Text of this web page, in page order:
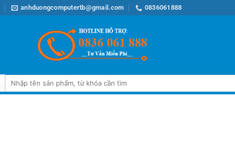
anhduongcomputertb@gmail.com 0836061888
Tìm